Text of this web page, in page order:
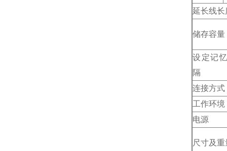
延长线长
储存容量
设定记
隔
连接方式
工作环境
电源
尺寸及重